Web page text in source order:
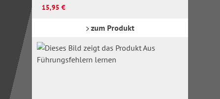
Regulärer Preis:
15,95 €
zum Produkt